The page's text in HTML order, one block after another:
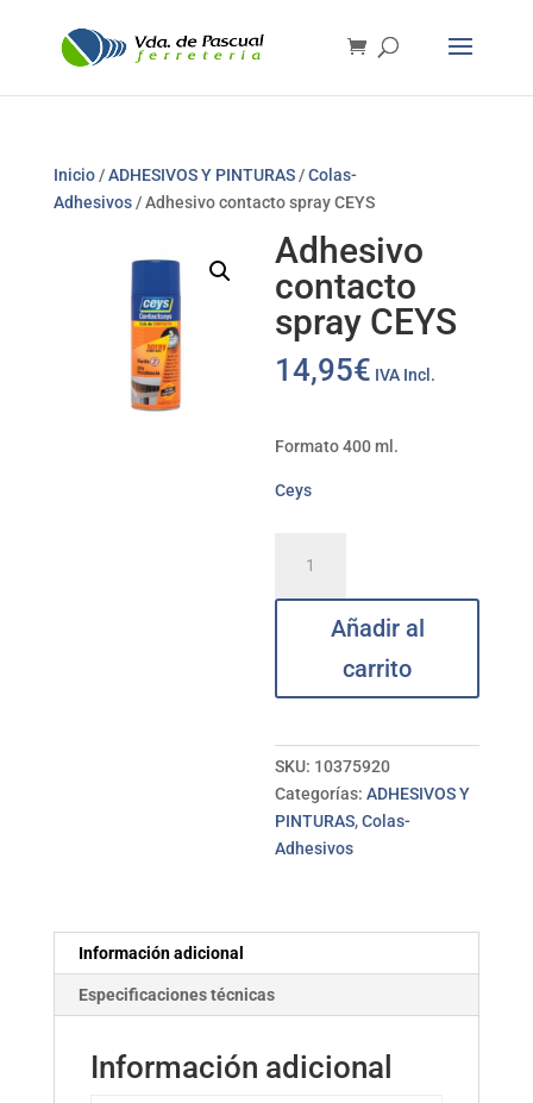
Inicio/ADHESIVOS Y PINTURAS/Colas-
Adhesivos/ Adhesivo contacto spray CEYS
Adhesivo
contacto
spray CEYS
14,95€ IVA Incl.
Formato 400 ml.
Ceys
contacto
spray
Añadir al
carrito
SKU: 10375920
Categorías:ADHESIVOS Y
PINTURAS,Colas-
Adhesivos
Información adicional
Especificaciones técnicas
Información adicional